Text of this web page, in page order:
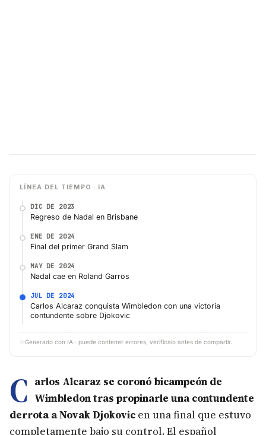
LÍNEA DEL TIEMPO · IA
DIC DE 2023
Regreso de Nadal en Brisbane
ENE DE 2024
Final del primer Grand Slam
MAY DE 2024
Nadal cae en Roland Garros
JUL DE 2024
Carlos Alcaraz conquista Wimbledon con una victoria
contundente sobre Djokovic
✨ Generado con IA · puede contener errores, verifícalo antes de compartir.
C arlos Alcaraz se coronó bicampeón de
Wimbledon tras propinarle una contundente
derrota a Novak Djokovic en una final que estuvo
completamente bajo su control. El español